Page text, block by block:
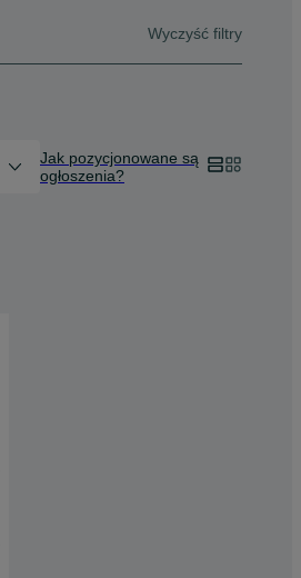
Wyczyść filtry
Jak pozycjonowane są
ogłoszenia?